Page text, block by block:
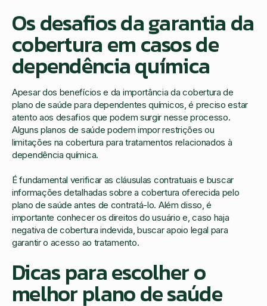
Os desafios da garantia da
cobertura em casos de
dependência química
Apesar dos benefícios e da importância da cobertura de
plano de saúde para dependentes químicos, é preciso estar
atento aos desafios que podem surgir nesse processo.
Alguns planos de saúde podem impor restrições ou
limitações na cobertura para tratamentos relacionados à
dependência química.
É fundamental verificar as cláusulas contratuais e buscar
informações detalhadas sobre a cobertura oferecida pelo
plano de saúde antes de contratá-lo. Além disso, é
importante conhecer os direitos do usuário e, caso haja
negativa de cobertura indevida, buscar apoio legal para
garantir o acesso ao tratamento.
Dicas para escolher o
melhor plano de saúde